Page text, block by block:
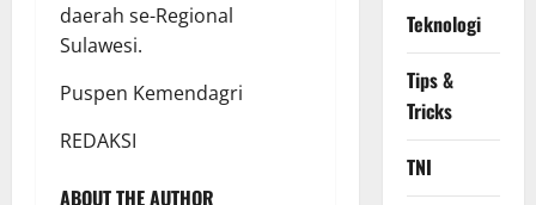
daerah se-Regional
Sulawesi.
Puspen Kemendagri
REDAKSI
ABOUT THE AUTHOR
Teknologi
Tips &
Tricks
TNI